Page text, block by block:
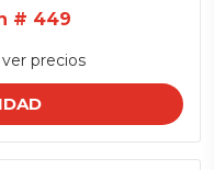
# 449
precios